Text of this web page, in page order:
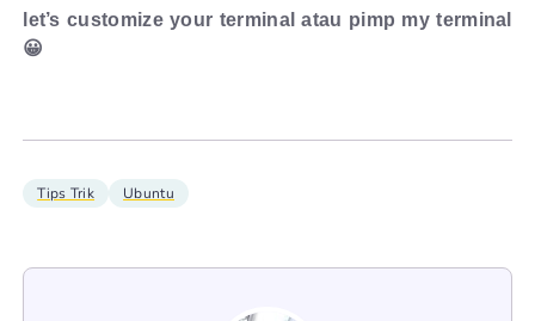
let’s customize your terminal atau pimp my terminal
😀
Tips Trik Ubuntu